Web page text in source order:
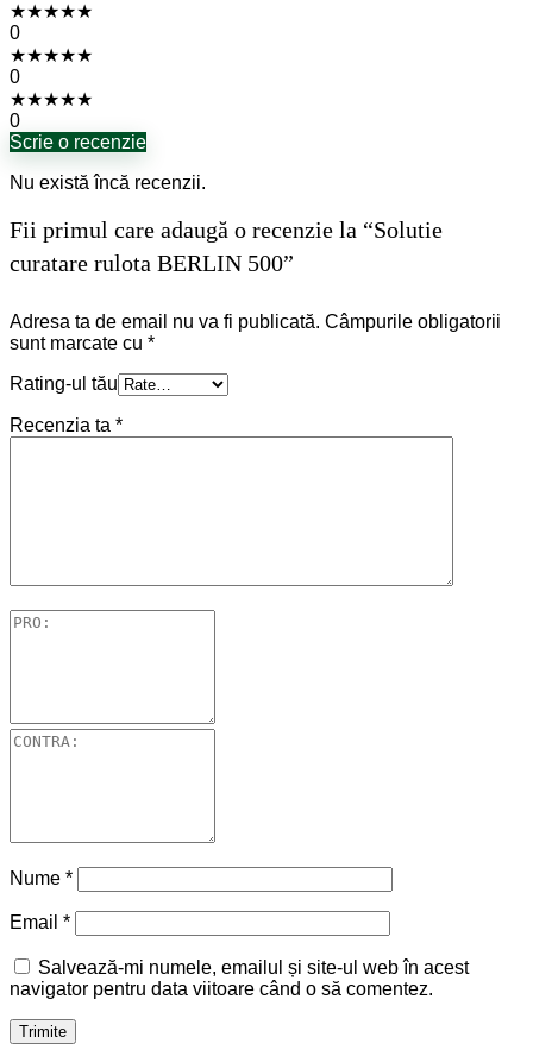
★★★★★
0
★★★★★
0
★★★★★
0
Scrie o recenzie
Nu există încă recenzii.
Fii primul care adaugă o recenzie la “Solutie
curatare rulota BERLIN 500”
Adresa ta de email nu va fi publicată. Câmpurile obligatorii
sunt marcate cu *
Rating-ul tău
Recenzia ta *
Nume *
Email *
Salvează-mi numele, emailul și site-ul web în acest
navigator pentru data viitoare când o să comentez.